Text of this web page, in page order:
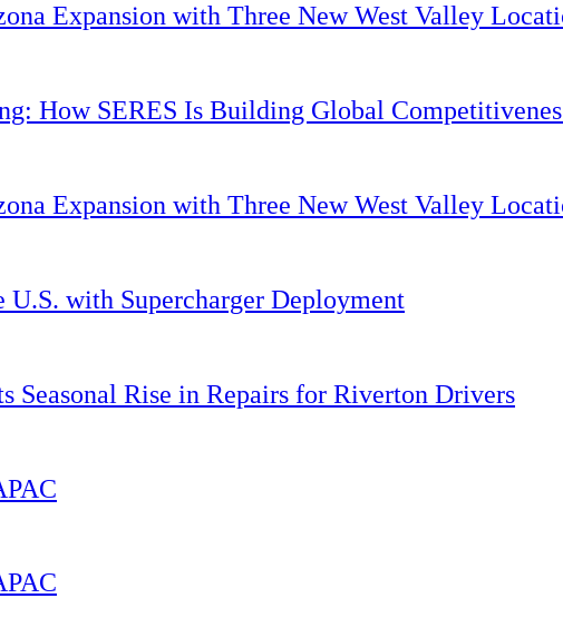
Expansion with Three New West Valley
How SERES Is Building Global
Expansion with Three New West Valley
with Supercharger Deployment
Seasonal Rise in Repairs for Riverton Drivers